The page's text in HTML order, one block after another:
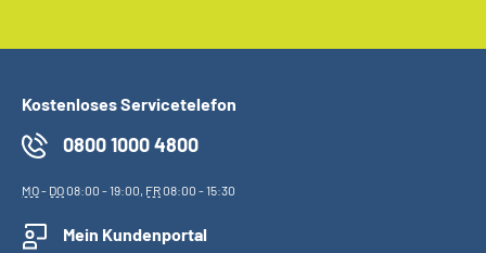
Kostenloses Servicetelefon
0800 1000 4800
MO- DO08:00 - 19:00, FR08:00 - 15:30
Mein Kundenportal